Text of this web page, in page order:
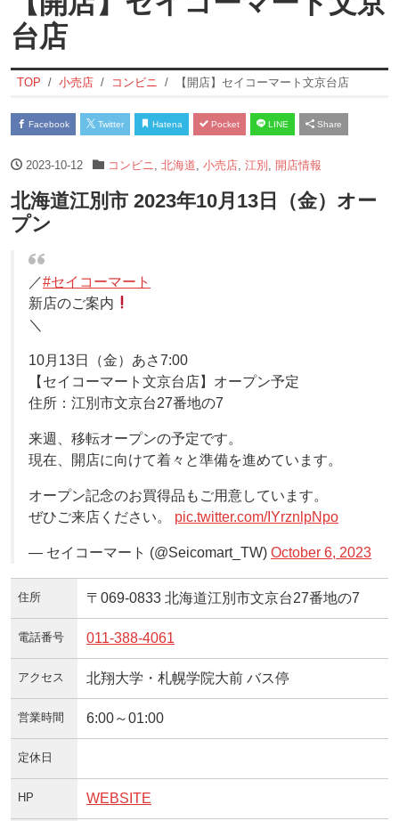
台店
TOP 小売店 コンビニ 【開店】セイコーマート文京台店
Facebook Twitter Hatena Pocket LINE Share
2023-10-12 コンビニ 北海道 小売店, 江別 開店情報
北海道江別市 2023年10月13日（金）オー
プン
／#セイコーマート
新店のご案内
＼
10月13日（金）あさ7:00
【セイコーマート文京台店】オープン予定
住所：江別市文京台27番地の7
来週、移転オープンの予定です。
現在、開店に向けて着々と準備を進めています。
オープン記念のお買得品もご用意しています。
ぜひご来店ください。 pic.twitter.com/IYrznlpNpo
— セイコーマート (@Seicomart_TW) October 6, 2023
住所 〒069-0833 北海道江別市文京台27番地の7
電話番号 011-388-4061
アクセス 北翔大学・札幌学院大前 バス停
営業時間 6:00～01:00
定休日
HP WEBSITE